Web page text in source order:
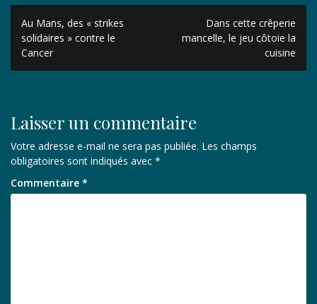
Navigation
de
l’article
Au Mans, des « strikes
solidaires » contre le
Cancer
Dans cette crêperie
mancelle, le jeu côtoie la
cuisine
Laisser un commentaire
Votre adresse e-mail ne sera pas publiée. Les champs
obligatoires sont indiqués avec *
Commentaire *